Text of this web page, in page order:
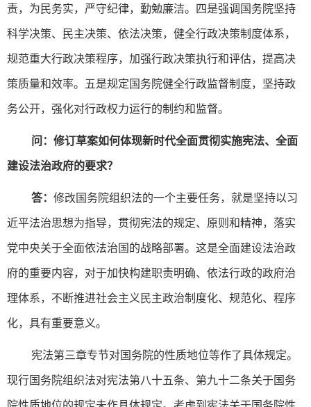
责，为民务实，严守纪律，勤勉廉洁。四是强调国务院坚持
科学决策、民主决策、依法决策，健全行政决策制度体系，
规范重大行政决策程序，加强行政决策执行和评估，提高决
策质量和效率。五是规定国务院健全行政监督制度，坚持政
务公开，强化对行政权力运行的制约和监督。
问：修订草案如何体现新时代全面贯彻实施宪法、全面
建设法治政府的要求？
答： 修改国务院组织法的一个主要任务，就是坚持以习
近平法治思想为指导，贯彻宪法的规定、原则和精神，落实
党中央关于全面依法治国的战略部署。这是全面建设法治政
府的重要内容，对于加快构建职责明确、依法行政的政府治
理体系，不断推进社会主义民主政治制度化、规范化、程序
化，具有重要意义。
宪法第三章专节对国务院的性质地位等作了具体规定。
现行国务院组织法对宪法第八十五条、第九十二条关于国务